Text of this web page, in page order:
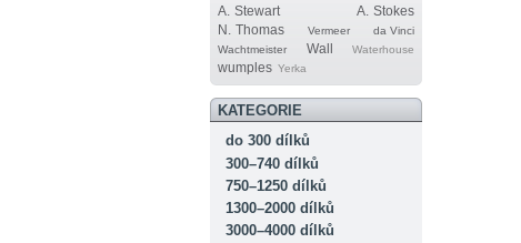
A. Stewart
A. Stokes
N. Thomas
Vermeer
da Vinci
Wachtmeister
Wall Waterhouse
wumples Yerka
KATEGORIE
do 300 dílků
300–740 dílků
750–1250 dílků
1300–2000 dílků
3000–4000 dílků